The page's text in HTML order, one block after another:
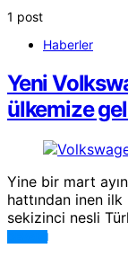
1 post
Haberler
Yeni
ülkemize
Yine bir mart
hattından inen
sekizinci nesli
DEVAMI